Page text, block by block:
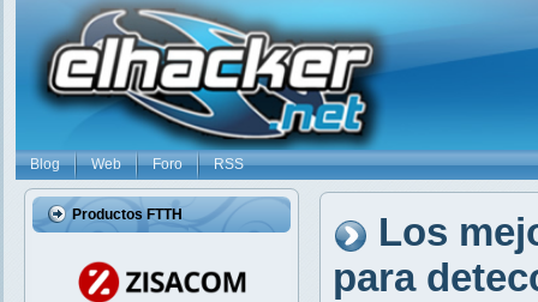
Blog Web Foro RSS
Productos FTTH
Los
para